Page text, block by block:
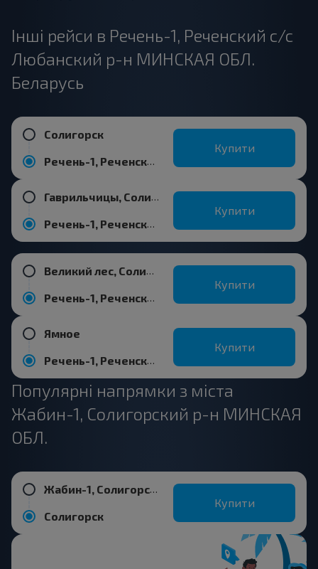
Інші рейси в Речень-1, Реченский с/с
Любанский р-н МИНСКАЯ ОБЛ.
Беларусь
Солигорск
Речень-1, Реченский с/с Любанский р-н МИНСКАЯ ОБЛ. Беларусь
Купити
Гаврильчицы, Солигорский р-н МИНСКАЯ ОБЛ.
Речень-1, Реченский с/с Любанский р-н МИНСКАЯ ОБЛ. Беларусь
Купити
Великий лес, Солигорский р-н МИНСКАЯ ОБЛ.
Речень-1, Реченский с/с Любанский р-н МИНСКАЯ ОБЛ. Беларусь
Купити
Ямное
Речень-1, Реченский с/с Любанский р-н МИНСКАЯ ОБЛ. Беларусь
Купити
Популярні напрямки з міста
Жабин-1, Солигорский р-н МИНСКАЯ
ОБЛ.
Жабин-1, Солигорский р-н МИНСКАЯ ОБЛ.
Солигорск
Купити